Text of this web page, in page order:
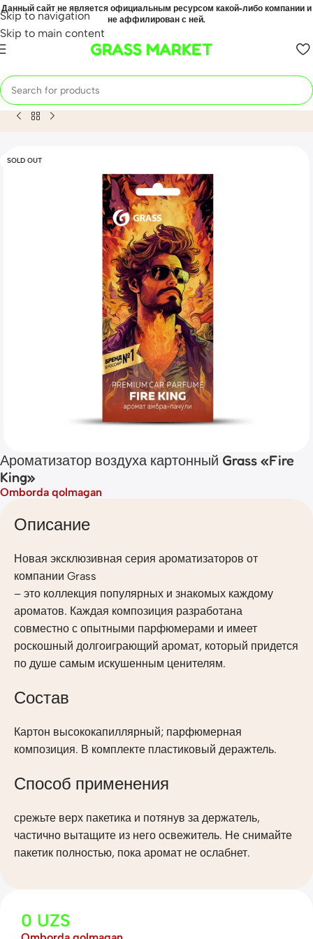
Skip to navigation
Skip to main content
Данный сайт не является официальным ресурсом какой-либо компании и
не аффилирован с ней.
GRASS MARKET
Home Mahsulot Ароматизатор воздуха картонный Grass
SOLD OUT
Ароматизатор воздуха картонный Grass «Fire
King»
Omborda qolmagan
Описание
Новая эксклюзивная серия ароматизаторов от
компании Grass
– это коллекция популярных и знакомых каждому
ароматов. Каждая композиция разработана
совместно с опытными парфюмерами и имеет
роскошный долгоиграющий аромат, который придется
по душе самым искушенным ценителям.
Состав
Картон высококапиллярный; парфюмерная
композиция. В комплекте пластиковый деражтель.
Способ применения
срежьте верх пакетика и потянув за держатель,
частично вытащите из него освежитель. Не снимайте
пакетик полностью, пока аромат не ослабнет.
0 UZS